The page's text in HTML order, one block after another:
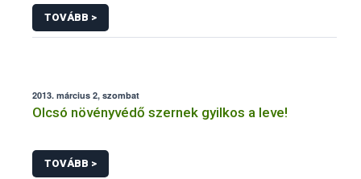
TOVÁBB >
2013. március 2, szombat
Olcsó növényvédő szernek gyilkos a leve!
TOVÁBB >